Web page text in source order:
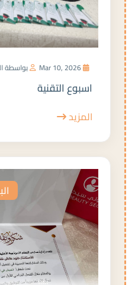
بواسطة
اسبوع التقنية
المزيد